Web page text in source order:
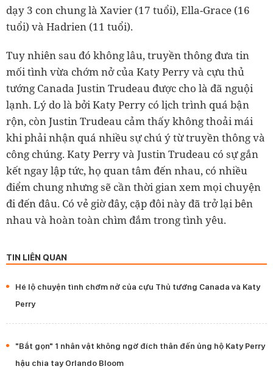
dạy 3 con chung là Xavier (17 tuổi), Ella-Grace (16
tuổi) và Hadrien (11 tuổi).
Tuy nhiên sau đó không lâu, truyền thông đưa tin
mối tình vừa chớm nở của Katy Perry và cựu thủ
tướng Canada Justin Trudeau được cho là đã nguội
lạnh. Lý do là bởi Katy Perry có lịch trình quá bận
rộn, còn Justin Trudeau cảm thấy không thoải mái
khi phải nhận quá nhiều sự chú ý từ truyền thông và
công chúng. Katy Perry và Justin Trudeau có sự gắn
kết ngay lập tức, họ quan tâm đến nhau, có nhiều
điểm chung nhưng sẽ cần thời gian xem mọi chuyện
đi đến đâu. Có vẻ giờ đây, cặp đôi này đã trở lại bên
nhau và hoàn toàn chìm đắm trong tình yêu.
TIN LIÊN QUAN
Hé lộ chuyện tình chớm nở của cựu Thủ tướng Canada và Katy
Perry
"Bắt gọn" 1 nhân vật không ngờ đích thân đến ủng hộ Katy Perry
hậu chia tay Orlando Bloom